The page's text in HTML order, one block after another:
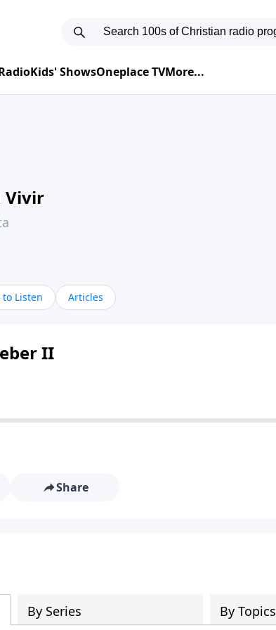
Kids' ShowsOneplace TVMore...
Vivir
to Listen Articles
II
Share
By Series By Topics